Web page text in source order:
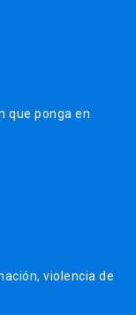
que ponga en
violencia de